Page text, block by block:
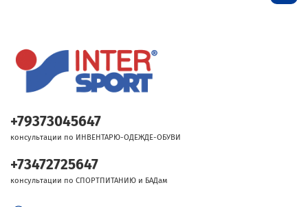
+79373045647
консультации по ИНВЕНТАРЮ-ОДЕЖДЕ-ОБУВИ
+73472725647
консультации по СПОРТПИТАНИЮ и БАДам